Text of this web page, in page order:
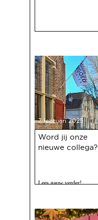
7 februari 2025
Word jij onze
nieuwe collega?
Lees gauw verder!